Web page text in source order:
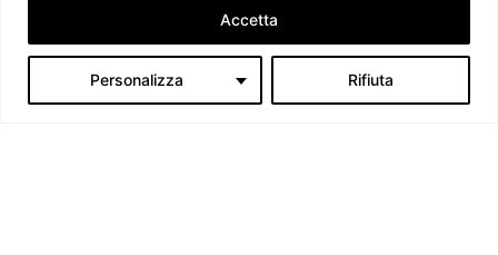
Personalizza Rifiuta
Accetta